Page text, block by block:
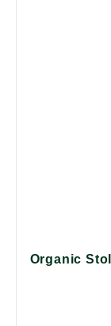
Organic